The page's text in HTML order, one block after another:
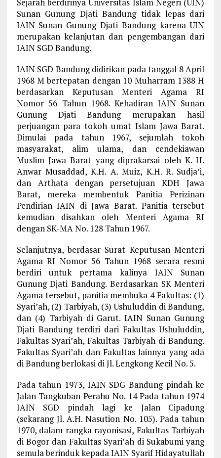
Sunan Gunung Djati Bandung tidak lepas dari
IAIN Sunan Gunung Djati Bandung karena UIN
merupakan kelanjutan dan pengembangan dari
IAIN SGD Bandung.
IAIN SGD Bandung didirikan pada tanggal 8 April
1968 M bertepatan dengan 10 Muharram 1388 H
berdasarkan Keputusan Menteri Agama RI
Nomor 56 Tahun 1968. Kehadiran IAIN Sunan
Gunung Djati Bandung merupakan hasil
perjuangan para tokoh umat Islam Jawa Barat.
Dimulai pada tahun 1967, sejumlah tokoh
masyarakat, alim ulama, dan cendekiawan
Muslim Jawa Barat yang diprakarsai oleh K. H.
Anwar Musaddad, K.H. A. Muiz, K.H. R. Sudja’i,
dan Arthata dengan persetujuan KDH Jawa
Barat, mereka membentuk Panitia Perizinan
Pendirian IAIN di Jawa Barat. Panitia tersebut
kemudian disahkan oleh Menteri Agama RI
dengan SK-MA No. 128 Tahun 1967.
Selanjutnya, berdasar Surat Keputusan Menteri
Agama RI Nomor 56 Tahun 1968 secara resmi
berdiri untuk pertama kalinya IAIN Sunan
Gunung Djati Bandung. Berdasarkan SK Menteri
Agama tersebut, panitia membuka 4 Fakultas: (1)
Syari’ah, (2) Tarbiyah, (3) Ushuluddin di Bandung,
dan (4) Tarbiyah di Garut. IAIN Sunan Gunung
Djati Bandung terdiri dari Fakultas Ushuluddin,
Fakultas Syari’ah, Fakultas Tarbiyah di Bandung.
Fakultas Syari’ah dan Fakultas lainnya yang ada
di Bandung berlokasi di Jl. Lengkong Kecil No. 5.
Pada tahun 1973, IAIN SDG Bandung pindah ke
Jalan Tangkuban Perahu No. 14 Pada tahun 1974
IAIN SGD pindah lagi ke Jalan Cipadung
(sekarang Jl. A.H. Nasution No. 105). Pada tahun
1970, dalam rangka rayonisasi, Fakultas Tarbiyah
di Bogor dan Fakultas Syari’ah di Sukabumi yang
semula berinduk kepada IAIN Syarif Hidayatullah